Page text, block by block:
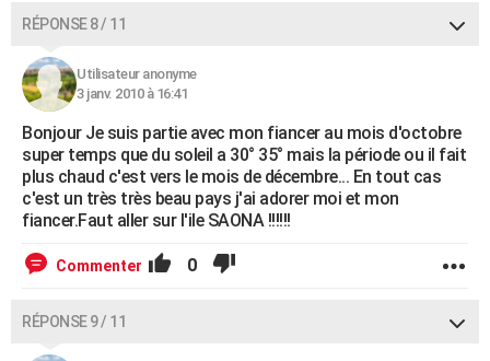
RÉPONSE 8 / 11
Utilisateur anonyme
3 janv. 2010 à 16:41
Bonjour Je suis partie avec mon fiancer au mois d'octobre
super temps que du soleil a 30° 35° mais la période ou il fait
plus chaud c'est vers le mois de décembre... En tout cas
c'est un très très beau pays j'ai adorer moi et mon
fiancer.Faut aller sur l'ile SAONA !!!!!!
Commenter 0
RÉPONSE 9 / 11